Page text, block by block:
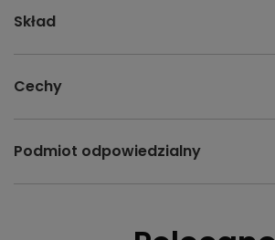
Skład
Cechy
Podmiot odpowiedzialny